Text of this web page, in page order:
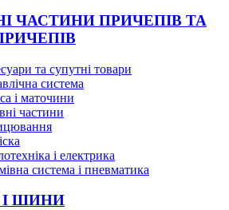
ЧАСТИНИ ПРИЧЕПІВ ТА
та супутні товари
система
і маточини
частини
і електрика
система і пневматика
ШИНИ